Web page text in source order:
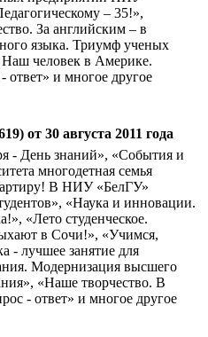
– 35!»,
За английским – в
языка. Триумф ученых
человек в Америке.
и многое другое
от 30 августа 2011 года
- День знаний», «События и
многодетная семья
В НИУ «БелГУ»
«Наука и инновации.
«Лето студенческое.
в Сочи!», «Учимся,
- лучшее занятие для
Модернизация высшего
«Наше творчество. В
- ответ» и многое другое